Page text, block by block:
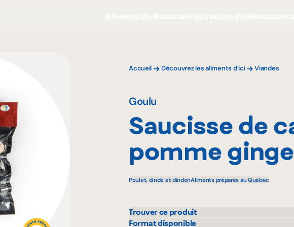
Accueil Découvrez les aliments d’ici Viandes
Goulu
Saucisse de
pomme
Poulet, dinde et dindonAliments préparés au Québec
Trouver ce produit
IGA
Format disponible